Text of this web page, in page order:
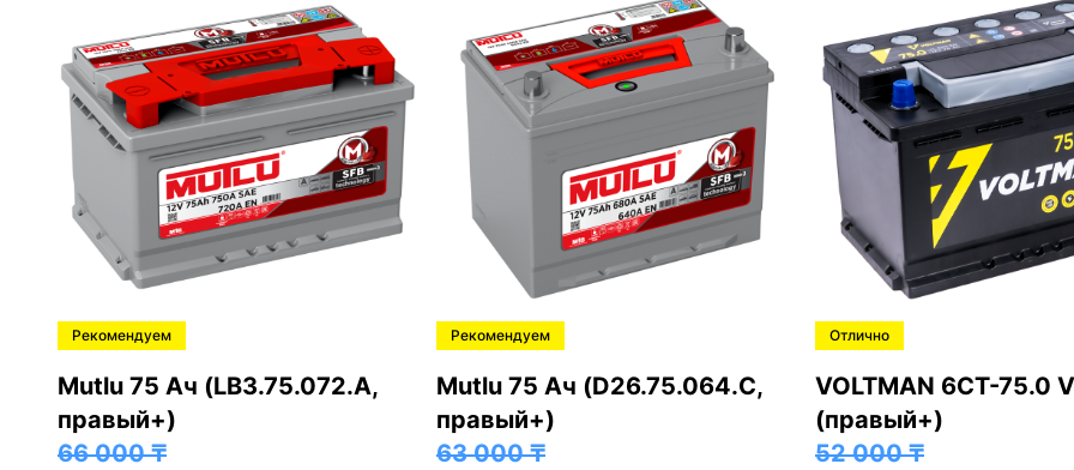
Рекомендуем
Mutlu 75 Ач (LB3.75.072.A,
правый+)
66 000₸
Рекомендуем
Mutlu 75 Ач (D26.75.064.C,
правый+)
63 000₸
Отлично
VOLTMAN 6CT-75.0
(правый+)
52 000₸